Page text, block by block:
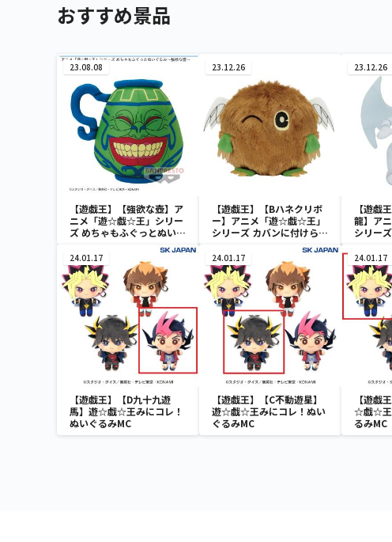
おすすめ景品
23.08.08
【遊戯王】【強欲な壺】ア
ニメ「遊☆戯☆王」シリー
ズ めちゃもふぐっとぬいぐ
23.12.26
【遊戯王】【Bハネクリボ
ー】アニメ「遊☆戯☆王」
シリーズ カバンに付けられ
23.12.26
【遊戯
龍】ア
シリー
24.01.17
【遊戯王】【D九十九遊
馬】遊☆戯☆王みにコレ！
ぬいぐるみMC
24.01.17
【遊戯王】【C不動遊星】
遊☆戯☆王みにコレ！ぬい
ぐるみMC
24.01.17
【遊戯
☆戯☆王
るみMC